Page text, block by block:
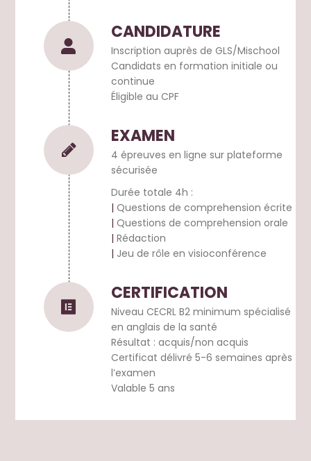
CANDIDATURE
Inscription auprès de GLS/Mischool
Candidats en formation initiale ou
continue
Éligible au CPF
EXAMEN
4 épreuves en ligne sur plateforme
sécurisée
Durée totale 4h :
| Questions de comprehension écrite
| Questions de comprehension orale
| Rédaction
| Jeu de rôle en visioconférence
CERTIFICATION
Niveau CECRL B2 minimum spécialisé
en anglais de la santé
Résultat : acquis/non acquis
Certificat délivré 5-6 semaines après
l’examen
Valable 5 ans